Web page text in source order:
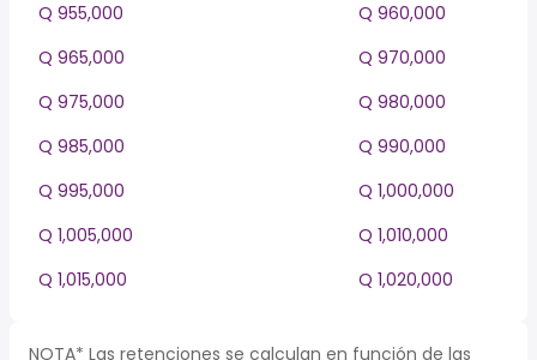
Q 955,000
Q 960,000
Q 965,000
Q 970,000
Q 975,000
Q 980,000
Q 985,000
Q 990,000
Q 995,000
Q 1,000,000
Q 1,005,000
Q 1,010,000
Q 1,015,000
Q 1,020,000
NOTA* Las retenciones se calculan en función de las